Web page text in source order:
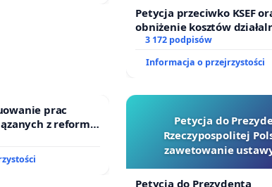
i sędziów
Petycja przeciwko KSEF
obniżenie kosztów
wprowadzenie
sędziów
3 172 podpisów
Informacja o przejrzystości
prac
z reformą
Petycja do
Rzeczypospolitej
zawetowanie
Petycja do Prezydenta